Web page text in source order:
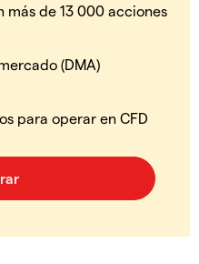
más de 13 000 acciones
(DMA)
para operar en CFD